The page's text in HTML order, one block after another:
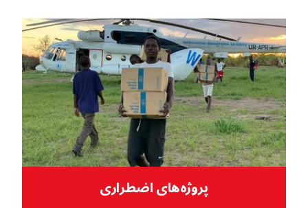
پروژه‌های اضطراری